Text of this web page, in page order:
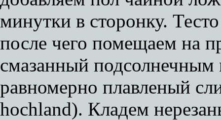
минутки в сторонку.
после чего помещаем на
смазанный
равномерно плавленый
hochland). Кладем